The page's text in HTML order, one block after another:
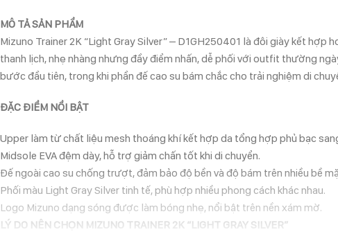
MÔ TẢ SẢN PHẨM
Mizuno Trainer 2K “Light Gray Silver” – D1GH250401 là đôi giày kết
thanh lịch, nhẹ nhàng nhưng đầy điểm nhấn, dễ phối với outfit thường
bước đầu tiên, trong khi phần đế cao su bám chắc cho trải nghiệm di
ĐẶC ĐIỂM NỔI BẬT
Upper làm từ chất liệu mesh thoáng khí kết hợp da tổng hợp phủ bạc
Midsole EVA đệm dày, hỗ trợ giảm chấn tốt khi di chuyển.
Đế ngoài cao su chống trượt, đảm bảo độ bền và độ bám trên nhiều bề
Phối màu Light Gray Silver tinh tế, phù hợp nhiều phong cách khác nhau.
Logo Mizuno dạng sóng được làm bóng nhẹ, nổi bật trên nền xám mờ.
LÝ DO NÊN CHỌN MIZUNO TRAINER 2K “LIGHT GRAY SILVER”